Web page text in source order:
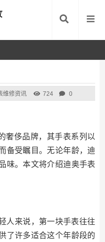
维修资讯 724 0
奢侈品牌，其手表系列以
备受瞩目。无论年龄，迪
味。本文将介绍迪奥手表
人来说，第一块手表往往
了许多适合这个年龄段的